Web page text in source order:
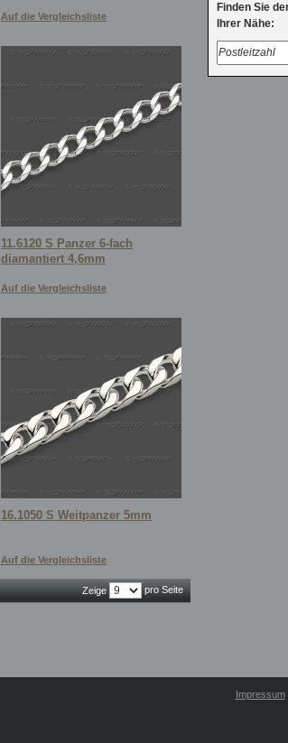
Auf die Vergleichsliste
11.6120 S Panzer 6-fach
diamantiert 4,6mm
Auf die Vergleichsliste
16.1050 S Weitpanzer 5mm
Auf die Vergleichsliste
Zeige pro Seite
Finden Sie
Ihrer Nähe:
Impressum